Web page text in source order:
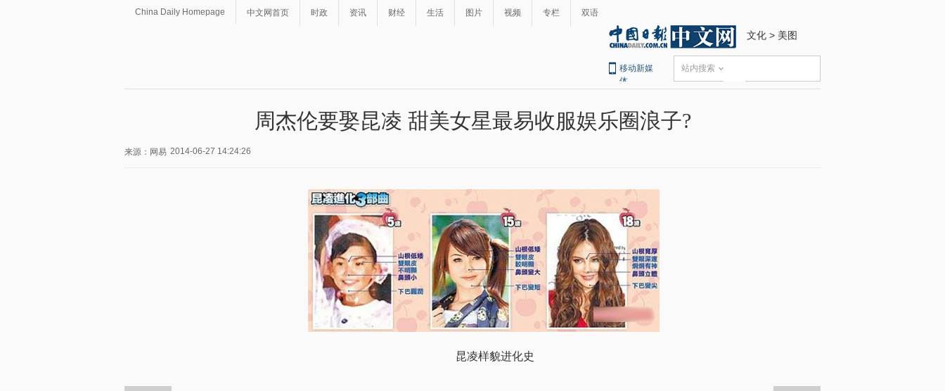
China Daily Homepage 中文网首页 时政 资讯 财经 生活 图片 视频 专栏 双语
文化 > 美图
移动新媒
体
站内搜索
周杰伦要娶昆凌 甜美女星最易收服娱乐圈浪子?
来源：网易 2014-06-27 14:24:26
昆凌样貌进化史